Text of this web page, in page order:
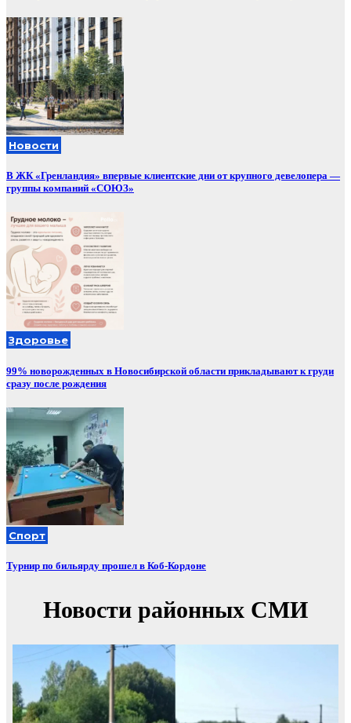
Новости
В ЖК «Гренландия» впервые клиентские дни от крупного девелопера —
группы компаний «СОЮЗ»
Здоровье
99% новорожденных в Новосибирской области прикладывают к груди
сразу после рождения
Спорт
Турнир по бильярду прошел в Коб-Кордоне